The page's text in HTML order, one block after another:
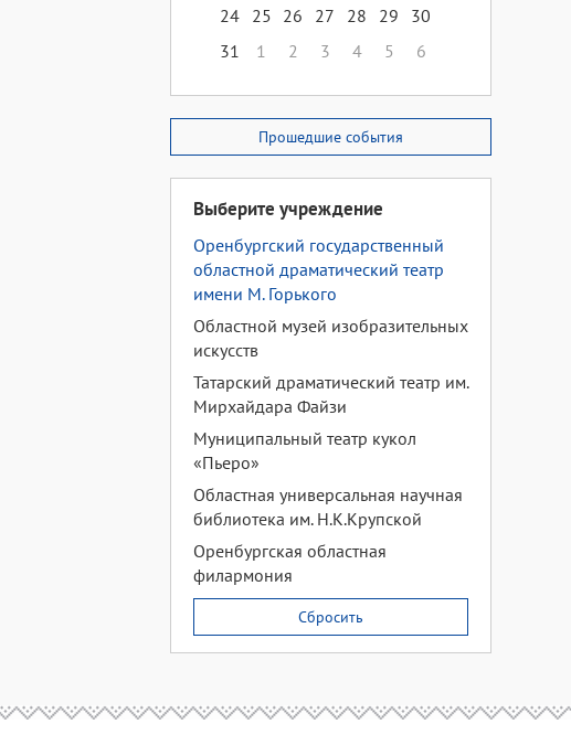
24 25 26 27 28 29
30
31
1 2 3 4 5 6
Прошедшие события
Выберите учреждение
Оренбургский государственный
областной драматический театр
имени М. Горького
Областной музей изобразительных
искусств
Татарский драматический театр им.
Мирхайдара Файзи
Муниципальный театр кукол
«Пьеро»
Областная универсальная научная
библиотека им. Н.К.Крупской
Оренбургская областная
филармония
Сбросить